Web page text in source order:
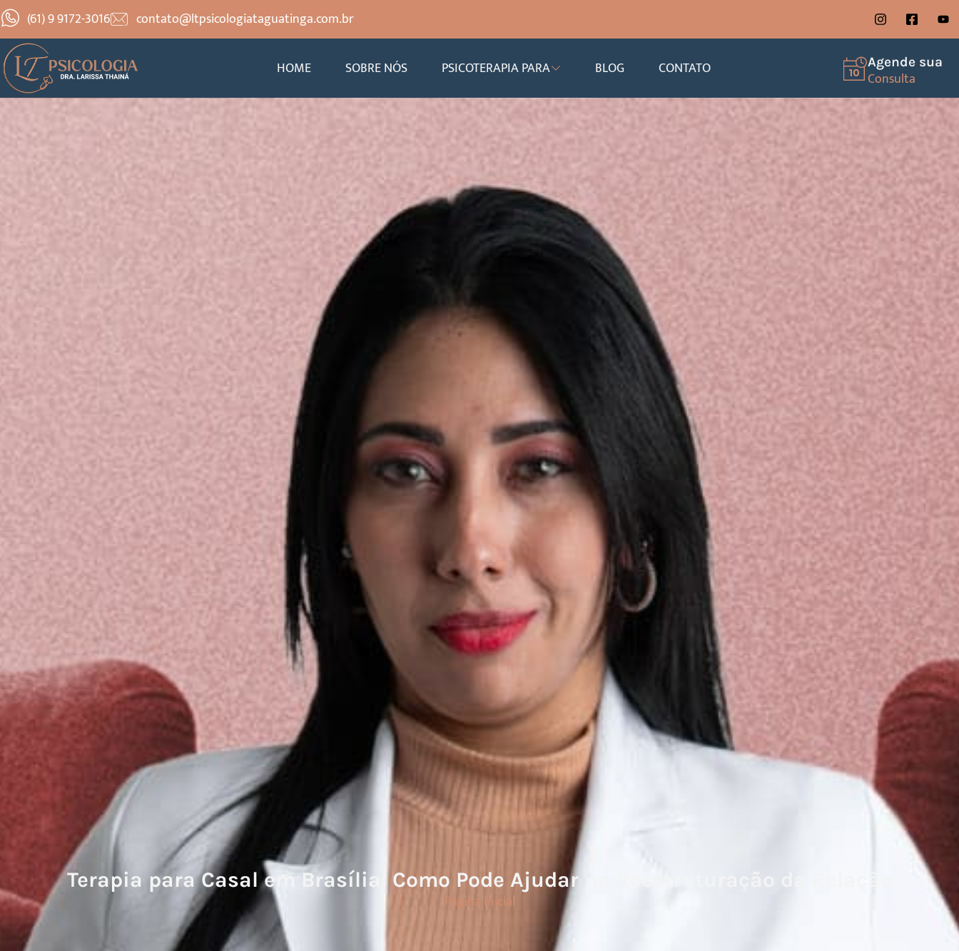
(61) 9 9172-3016 contato@ltpsicologiataguatinga.com.br
HOME SOBRE NÓS PSICOTERAPIA PARA BLOG CONTATO Agende sua
Consulta
Terapia para Casal em Brasília: Como Pode Ajudar na Reestruturação da Relação
Página Inicial